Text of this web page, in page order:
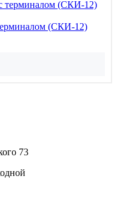
(СКИ-12)
73